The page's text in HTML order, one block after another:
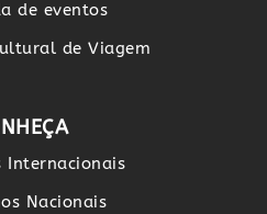
de eventos
de Viagem
Internacionais
Nacionais